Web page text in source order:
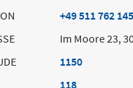
+49 511 762
Im Moore 23,
1150
118